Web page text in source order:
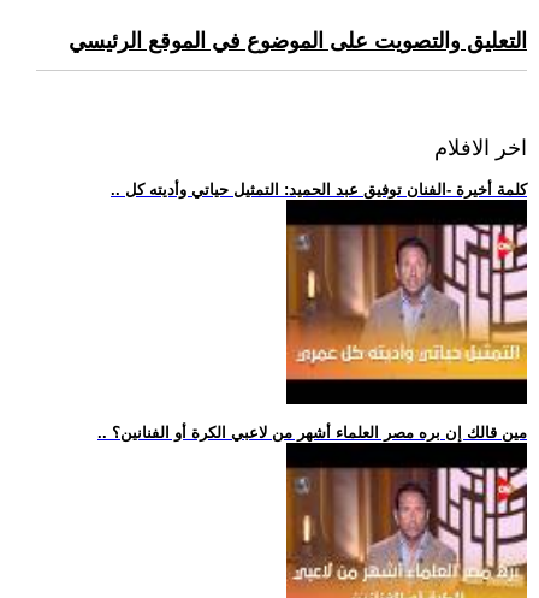
التعليق والتصويت على الموضوع في الموقع الرئيسي
اخر الافلام
.. كلمة أخيرة -الفنان توفيق عبد الحميد: التمثيل حياتي وأديته كل
.. مين قالك إن بره مصر العلماء أشهر من لاعبي الكرة أو الفنانين؟